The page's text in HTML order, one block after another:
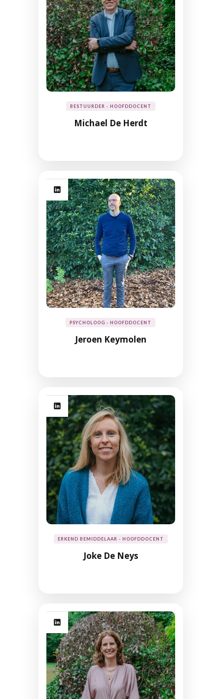
BESTUURDER - HOOFDDOCENT
Michael De Herdt
PSYCHOLOOG - HOOFDDOCENT
Jeroen Keymolen
ERKEND BEMIDDELAAR - HOOFDDOCENT
Joke De Neys